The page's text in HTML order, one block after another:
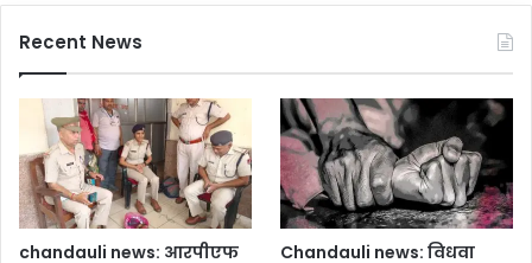
Recent News
chandauli news: आरपीएफ
Chandauli news: विधवा